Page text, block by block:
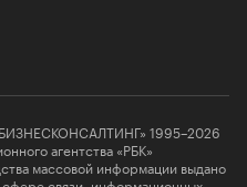
1995–2026
агентства «РБК»
массовой информации выдано